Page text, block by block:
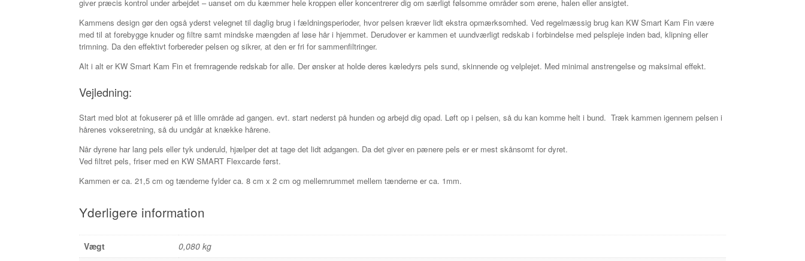
giver præcis kontrol under arbejdet – uanset om du kæmmer hele kroppen eller koncentrerer dig om særligt følsomme områder som ørene, halen eller ansigtet.
Kammens design gør den også yderst velegnet til daglig brug i fældningsperioder, hvor pelsen kræver lidt ekstra opmærksomhed. Ved regelmæssig brug kan KW Smart Kam Fin være
med til at forebygge knuder og filtre samt mindske mængden af løse hår i hjemmet. Derudover er kammen et uundværligt redskab i forbindelse med pelspleje inden bad, klipning eller
trimning. Da den effektivt forbereder pelsen og sikrer, at den er fri for sammenfiltringer.
Alt i alt er KW Smart Kam Fin et fremragende redskab for alle. Der ønsker at holde deres kæledyrs pels sund, skinnende og velplejet. Med minimal anstrengelse og maksimal effekt.
Vejledning:
Start med blot at fokuserer på et lille område ad gangen. evt. start nederst på hunden og arbejd dig opad. Løft op i pelsen, så du kan komme helt i bund. Træk kammen igennem pelsen i
hårenes vokseretning, så du undgår at knække hårene.
Når dyrene har lang pels eller tyk underuld, hjælper det at tage det lidt adgangen. Da det giver en pænere pels er er mest skånsomt for dyret.
Ved filtret pels, friser med en KW SMART Flexcarde først.
Kammen er ca. 21,5 cm og tænderne fylder ca. 8 cm x 2 cm og mellemrummet mellem tænderne er ca. 1mm.
Yderligere information
Vægt
0,080 kg